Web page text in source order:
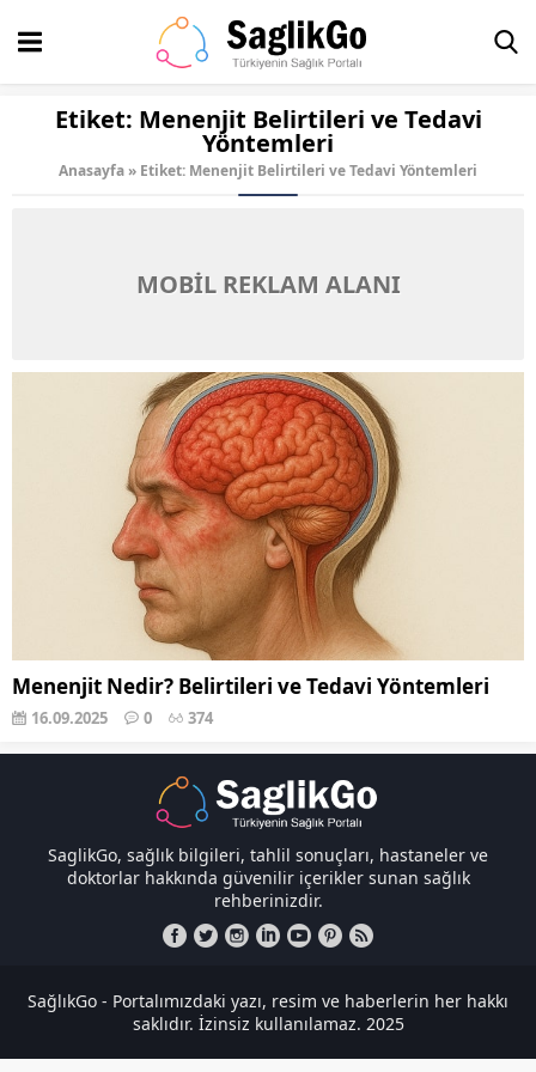
Etiket: Menenjit Belirtileri ve Tedavi
Yöntemleri
Anasayfa» Etiket: Menenjit Belirtileri ve Tedavi Yöntemleri
MOBİL REKLAM ALANI
Menenjit Nedir? Belirtileri ve Tedavi Yöntemleri
16.09.2025 0 374
SaglikGo, sağlık bilgileri, tahlil sonuçları, hastaneler ve
doktorlar hakkında güvenilir içerikler sunan sağlık
rehberinizdir.
SağlıkGo - Portalımızdaki yazı, resim ve haberlerin her hakkı
saklıdır. İzinsiz kullanılamaz. 2025